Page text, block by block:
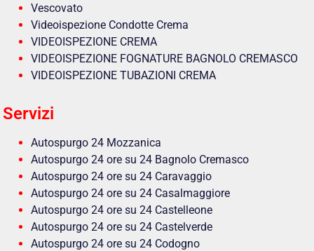
Vescovato
Videoispezione Condotte Crema
VIDEOISPEZIONE CREMA
VIDEOISPEZIONE FOGNATURE BAGNOLO CREMASCO
VIDEOISPEZIONE TUBAZIONI CREMA
Servizi
Autospurgo 24 Mozzanica
Autospurgo 24 ore su 24 Bagnolo Cremasco
Autospurgo 24 ore su 24 Caravaggio
Autospurgo 24 ore su 24 Casalmaggiore
Autospurgo 24 ore su 24 Castelleone
Autospurgo 24 ore su 24 Castelverde
Autospurgo 24 ore su 24 Codogno